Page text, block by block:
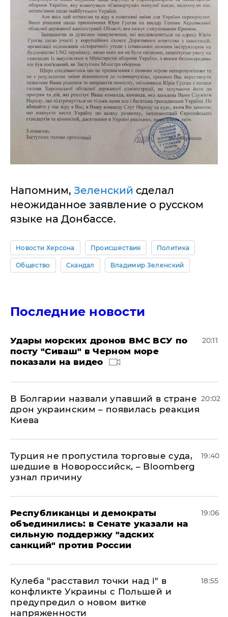
Напомним, Зеленский сделал
неожиданное заявление о русском
языке на Донбассе.
Новости Херсона Происшествия Политика
Общество Скандал Владимир Зеленский
Последние новости
Удары морских дронов ВМС ВСУ по
посту "Сиваш" в Черном море
показали на видео
20:11
В Болгарии назвали упавший в стране
дрон украинским – появилась реакция
Киева
20:02
Турция не пропустила торговые суда,
шедшие в Новороссийск, – Bloomberg
узнал причину
19:40
Республиканцы и демократы
объединились: в Сенате указали на
сильную поддержку "адских
санкций" против России
19:06
Кулеба "расставил точки над і" в
конфликте Украины с Польшей и
предупредил о новом витке
напряженности
18:55